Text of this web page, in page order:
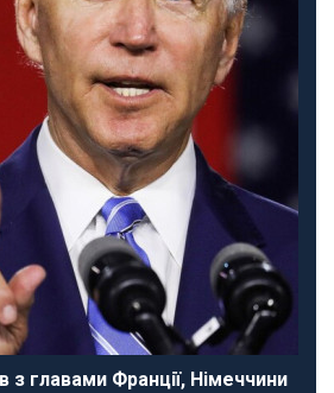
з главами Франції, Німеччини